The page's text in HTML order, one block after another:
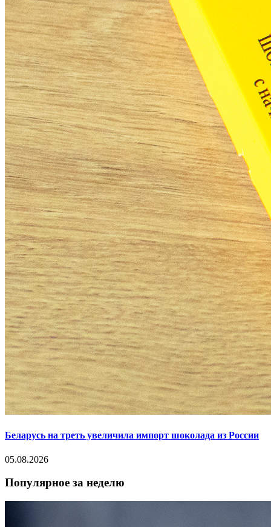
Беларусь на треть увеличила импорт шоколада из России
05.08.2026
Популярное за неделю